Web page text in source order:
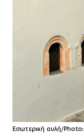
Εσωτερική αυλή/